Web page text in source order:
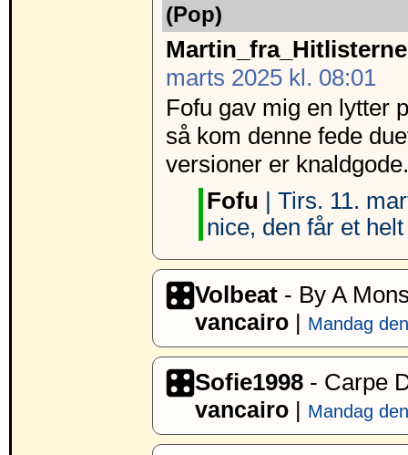
(Pop)
Martin_fra_Hitlisterne
marts 2025 kl. 08:01
Fofu gav mig en lytter
så kom denne fede
versioner er knaldgode.
Fofu | Tirs. 11.
nice, den får et
Volbeat - By A
vancairo | Mandag
Sofie1998 - Carpe
vancairo | Mandag